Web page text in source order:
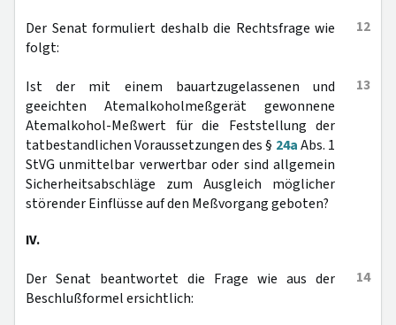
12
Der Senat formuliert deshalb die Rechtsfrage wie
folgt:
13
Ist der mit einem bauartzugelassenen und
geeichten Atemalkoholmeßgerät gewonnene
Atemalkohol-Meßwert für die Feststellung der
tatbestandlichen Voraussetzungen des § 24aAbs. 1
StVG unmittelbar verwertbar oder sind allgemein
Sicherheitsabschläge zum Ausgleich möglicher
störender Einflüsse auf den Meßvorgang geboten?
IV.
14
Der Senat beantwortet die Frage wie aus der
Beschlußformel ersichtlich: